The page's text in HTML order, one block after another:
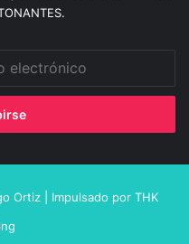
Ortiz | Impulsado por THK